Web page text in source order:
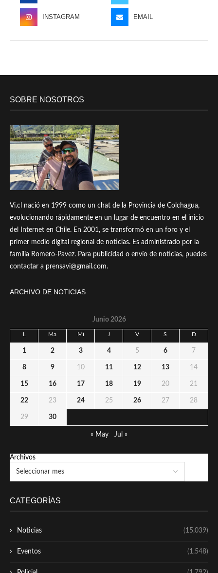
INSTAGRAM EMAIL
SOBRE NOSOTROS
Vi.cl nació en 1999 como un chat de la Provincia de Colchagua,
evolucionando rápidamente en un lugar de encuentro en el inicio
del Internet en Chile. En 2001, se transformó en un foro y el
primer medio digital regional de noticias. Es administrado por la
familia Romero-Pavez. Para publicidad o envío de noticias, puedes
contactar a prensavi@gmail.com.
ARCHIVO DE NOTICIAS
Junio 2026
L Ma Mi J V S D
1 2 3 4 5 6 7
8 9 10 11 12 13 14
15 16 17 18 19 20 21
22 23 24 25 26 27 28
29 30
« May Jul »
Archivos
CATEGORÍAS
Noticias (15,039)
Eventos (1,548)